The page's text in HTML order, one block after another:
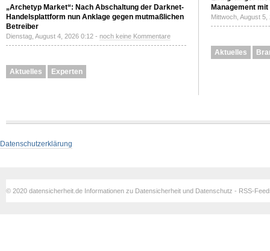
„Archetyp Market“: Nach Abschaltung der Darknet-
Handelsplattform nun Anklage gegen mutmaßlichen
Betreiber
Dienstag, August 4, 2026 0:12 - noch keine Kommentare
Aktuelles Experten
Management
Mittwoch, August
Aktuelles
Datenschutzerklärung
© 2020 datensicherheit.de Informationen zu Datensicherheit und Datenschutz - RSS-